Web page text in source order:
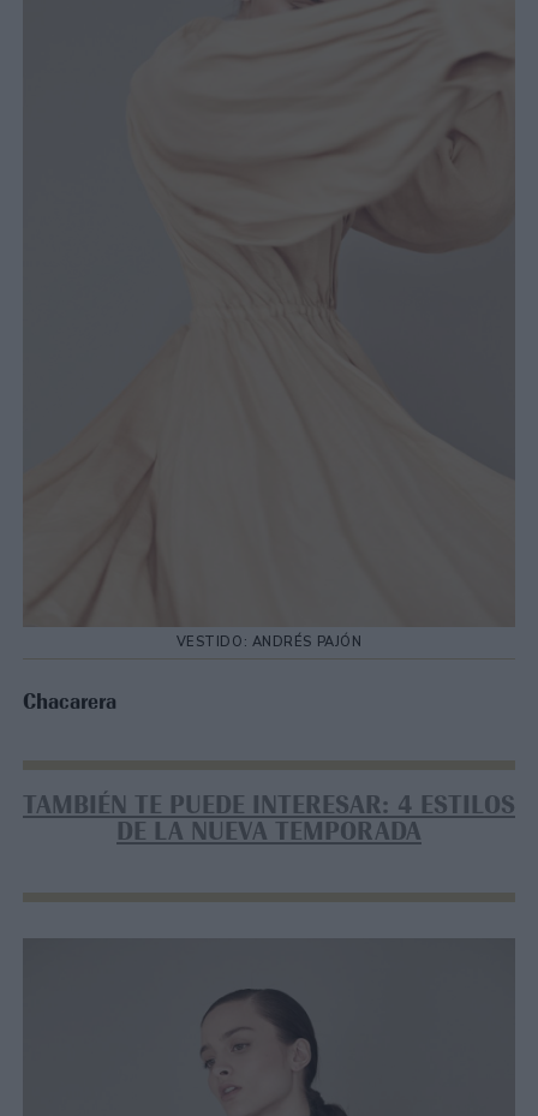
VESTIDO: ANDRÉS PAJÓN
Chacarera
TAMBIÉN TE PUEDE INTERESAR: 4 ESTILOS
DE LA NUEVA TEMPORADA